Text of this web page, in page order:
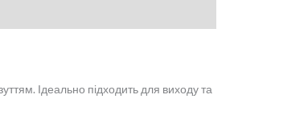
Ідеально підходить для виходу та